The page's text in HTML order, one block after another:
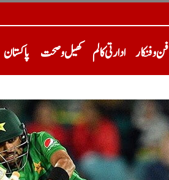
پاکستان کھیل و صحت ادارتی کالم فن و فنکار